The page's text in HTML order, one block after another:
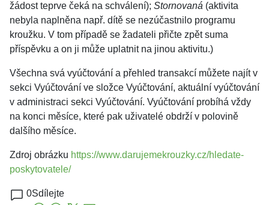
žádost teprve čeká na schválení); Stornovaná (aktivita
nebyla naplněna např. dítě se nezúčastnilo programu
kroužku. V tom případě se žadateli přičte zpět suma
příspěvku a on ji může uplatnit na jinou aktivitu.)
Všechna svá vyúčtování a přehled transakcí můžete najít v
sekci Vyúčtování ve složce Vyúčtování, aktuální vyúčtování
v administraci sekci Vyúčtování. Vyúčtování probíhá vždy
na konci měsíce, které pak uživatelé obdrží v polovině
dalšího měsíce.
Zdroj obrázku https://www.darujemekrouzky.cz/hledate-
poskytovatele/
0Sdílejte